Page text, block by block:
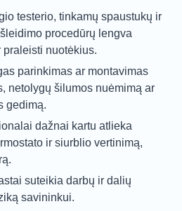
testerio, tinkamų spaustukų ir
procedūrų lengva
praleisti nuotėkius.
parinkimas ar montavimas
netolygų šilumos nuėmimą ar
gedimą.
dažnai kartu atlieka
ir siurblio vertinimą,
suteikia darbų ir dalių
savininkui.